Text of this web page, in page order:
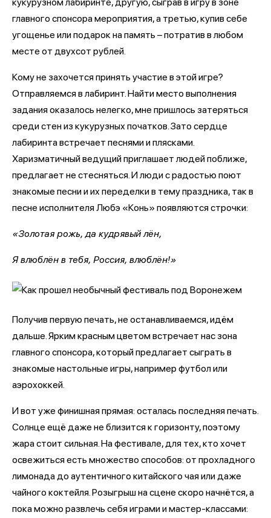
главного спонсора мероприятия, а третью, купив себе
угощенье или подарок на память – потратив в любом
месте от двухсот рублей.
Кому не захочется принять участие в этой игре?
Отправляемся в лабиринт. Найти место выполнения
задания оказалось нелегко, мне пришлось затеряться
среди стен из кукурузных початков. Зато сердце
лабиринта встречает песнями и плясками.
Харизматичный ведущий приглашает людей поближе,
предлагает не стесняться. И люди с радостью поют
знакомые песни и их переделки в тему праздника, так в
песне исполнителя Любэ «Конь» появляются строчки:
«Золотая рожь, да кудрявый лён,
Я влюблён в тебя, Россия, влюблён!»
Получив первую печать, не останавливаемся, идём
дальше. Ярким красным цветом встречает нас зона
главного спонсора, который предлагает сыграть в
знакомые настольные игры, например футбол или
аэрохоккей.
И вот уже финишная прямая: осталась последняя печать.
Солнце ещё даже не близится к горизонту, поэтому
жара стоит сильная. На фестивале, для тех, кто хочет
освежиться есть множество способов: от прохладного
лимонада до аутентичного китайского чая или даже
чайного коктейля. Розыгрыш на сцене скоро начнётся, а
пока можно развлечь себя играми и мастер-классами: